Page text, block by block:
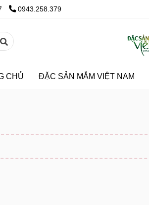
0943.258.379
CHỦ ĐẶC SẢN MẮM VIỆT NAM